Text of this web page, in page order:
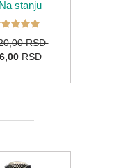
Na stanju
RSD
RSD